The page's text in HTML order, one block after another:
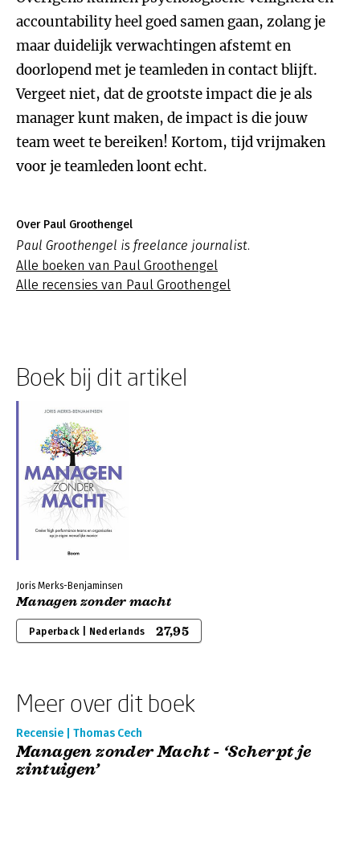
accountability heel goed samen gaan, zolang je
maar duidelijk verwachtingen afstemt en
doorlopend met je teamleden in contact blijft.
Vergeet niet, dat de grootste impact die je als
manager kunt maken, de impact is die jouw
team weet te bereiken! Kortom, tijd vrijmaken
voor je teamleden loont echt.
Over Paul Groothengel
Paul Groothengel is freelance journalist.
Alle boeken van Paul Groothengel
Alle recensies van Paul Groothengel
Boek bij dit artikel
Joris Merks-Benjaminsen
Managen zonder macht
Paperback | Nederlands 27,95
Meer over dit boek
Recensie | Thomas Cech
Managen zonder Macht - ‘Scherpt je
zintuigen’